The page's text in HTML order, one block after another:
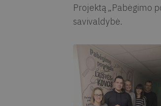
Projektą „Pabėgimo
savivaldybė.